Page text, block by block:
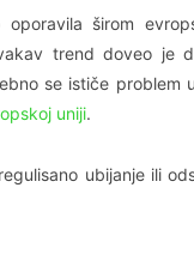
širom
trend doveo je
se ističe problem
uniji.
ubijanje ili